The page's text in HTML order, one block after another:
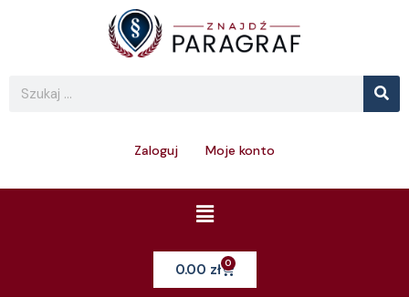
Search
Zaloguj Moje konto
Menu
0.00 zł 0Cart